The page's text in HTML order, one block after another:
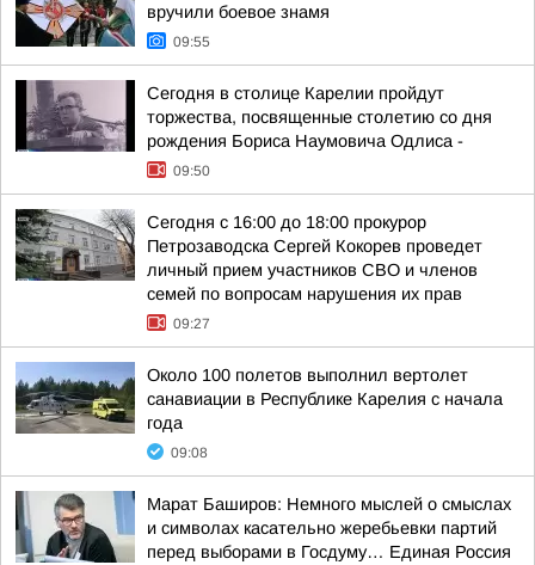
вручили боевое знамя
09:55
Сегодня в столице Карелии пройдут
торжества, посвященные столетию со дня
рождения Бориса Наумовича Одлиса -
09:50
Сегодня с 16:00 до 18:00 прокурор
Петрозаводска Сергей Кокорев проведет
личный прием участников СВО и членов
семей по вопросам нарушения их прав
09:27
Около 100 полетов выполнил вертолет
санавиации в Республике Карелия с начала
года
09:08
Марат Баширов: Немного мыслей о смыслах
и символах касательно жеребьевки партий
перед выборами в Госдуму… Единая Россия